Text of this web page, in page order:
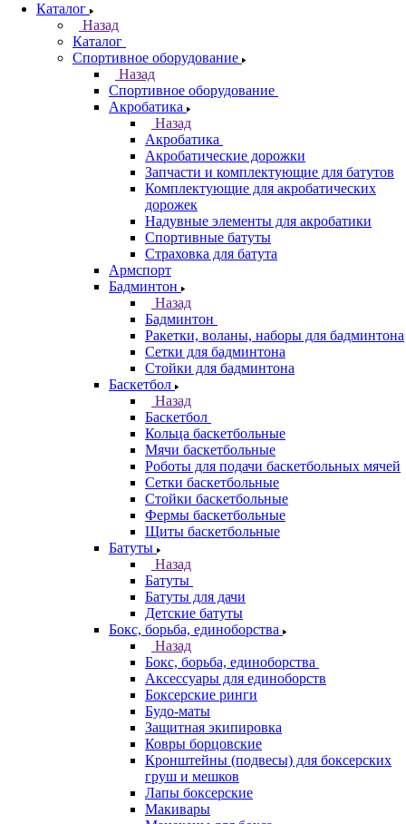
Каталог
Назад
Каталог
Спортивное оборудование
Назад
Спортивное оборудование
Акробатика
Назад
Акробатика
Акробатические дорожки
Запчасти и комплектующие для батутов
Комплектующие для акробатических
дорожек
Надувные элементы для акробатики
Спортивные батуты
Страховка для батута
Армспорт
Бадминтон
Назад
Бадминтон
Ракетки, воланы, наборы для бадминтона
Сетки для бадминтона
Стойки для бадминтона
Баскетбол
Назад
Баскетбол
Кольца баскетбольные
Мячи баскетбольные
Роботы для подачи баскетбольных мячей
Сетки баскетбольные
Стойки баскетбольные
Фермы баскетбольные
Щиты баскетбольные
Батуты
Назад
Батуты
Батуты для дачи
Детские батуты
Бокс, борьба, единоборства
Назад
Бокс, борьба, единоборства
Аксессуары для единоборств
Боксерские ринги
Будо-маты
Защитная экипировка
Ковры борцовские
Кронштейны (подвесы) для боксерских
груш и мешков
Лапы боксерские
Макивары